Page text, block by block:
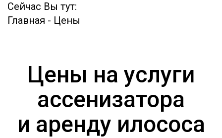
Сейчас Вы тут:
Главная - Цены
Цены на услуги
ассенизатора
и аренду илососа